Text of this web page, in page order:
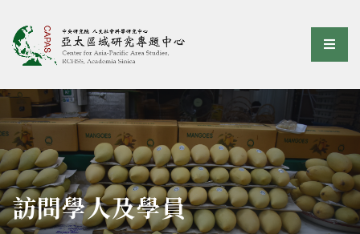
亞太區域研究專題中心選
:::
訪問學人及學員